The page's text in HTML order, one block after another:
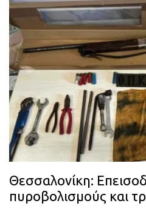
Θεσσαλονίκη:
πυροβολισμούς και